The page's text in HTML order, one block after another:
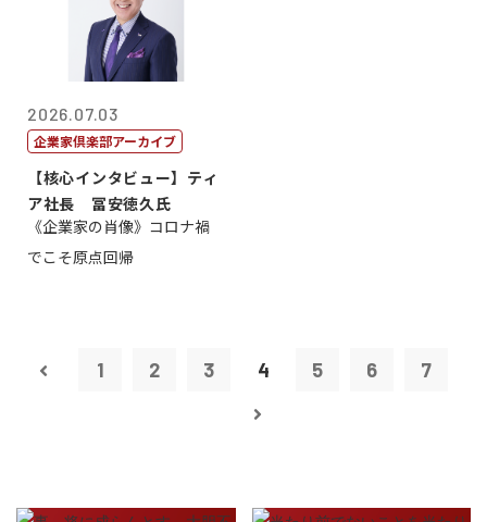
2026.07.03
企業家倶楽部アーカイブ
【核心インタビュー】ティ
ア社長 冨安徳久氏
《企業家の肖像》コロナ禍
でこそ原点回帰
1 2 3 4 5 6 7